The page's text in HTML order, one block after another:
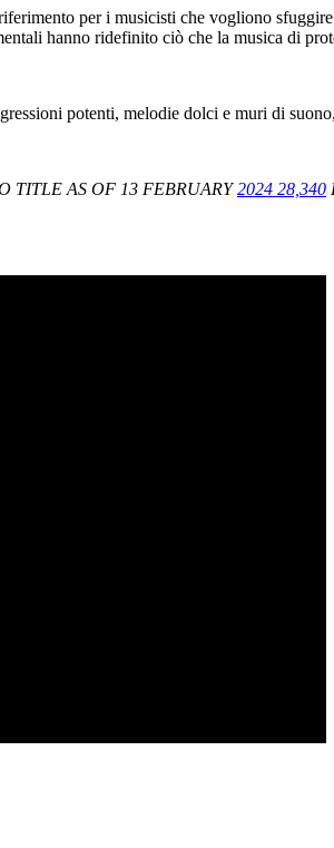
per i musicisti che vogliono
hanno ridefinito ciò che la musica di
potenti, melodie dolci e muri di
TITLE AS OF 13 FEBRUARY2024 28,340